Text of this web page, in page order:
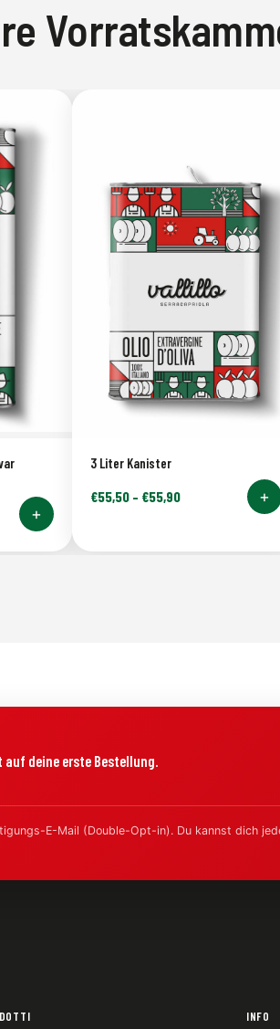
+
3 Liter Kanister
€55,50 – €55,90 +
deine erste Bestellung.
E-Mail (Double-Opt-in). Du kannst dich
INFO